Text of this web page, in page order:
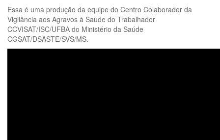
Essa é uma produção da equipe do Centro Colaborador da
Vigilância aos Agravos à Saúde do Trabalhador
CCVISAT/ISC/UFBA do Ministério da Saúde
CGSAT/DSASTE/SVS/MS.